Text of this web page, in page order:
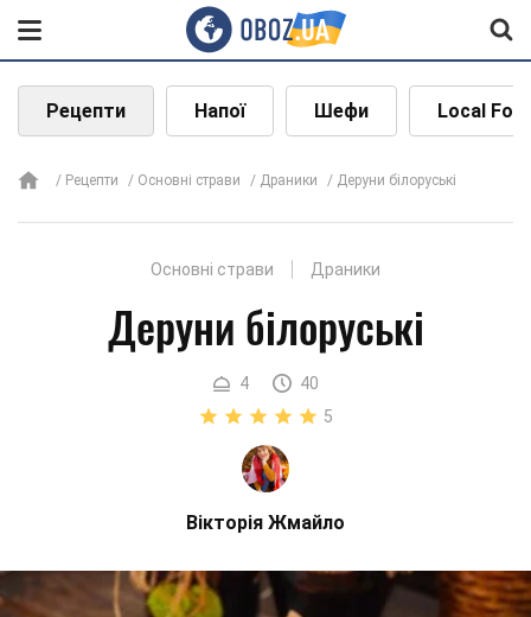
Рецепти Напої Шефи Local
Рецепти Основні страви Драники Деруни білоруські
Основні страви Драники
Деруни білоруські
4
40
5
Вікторія Жмайло